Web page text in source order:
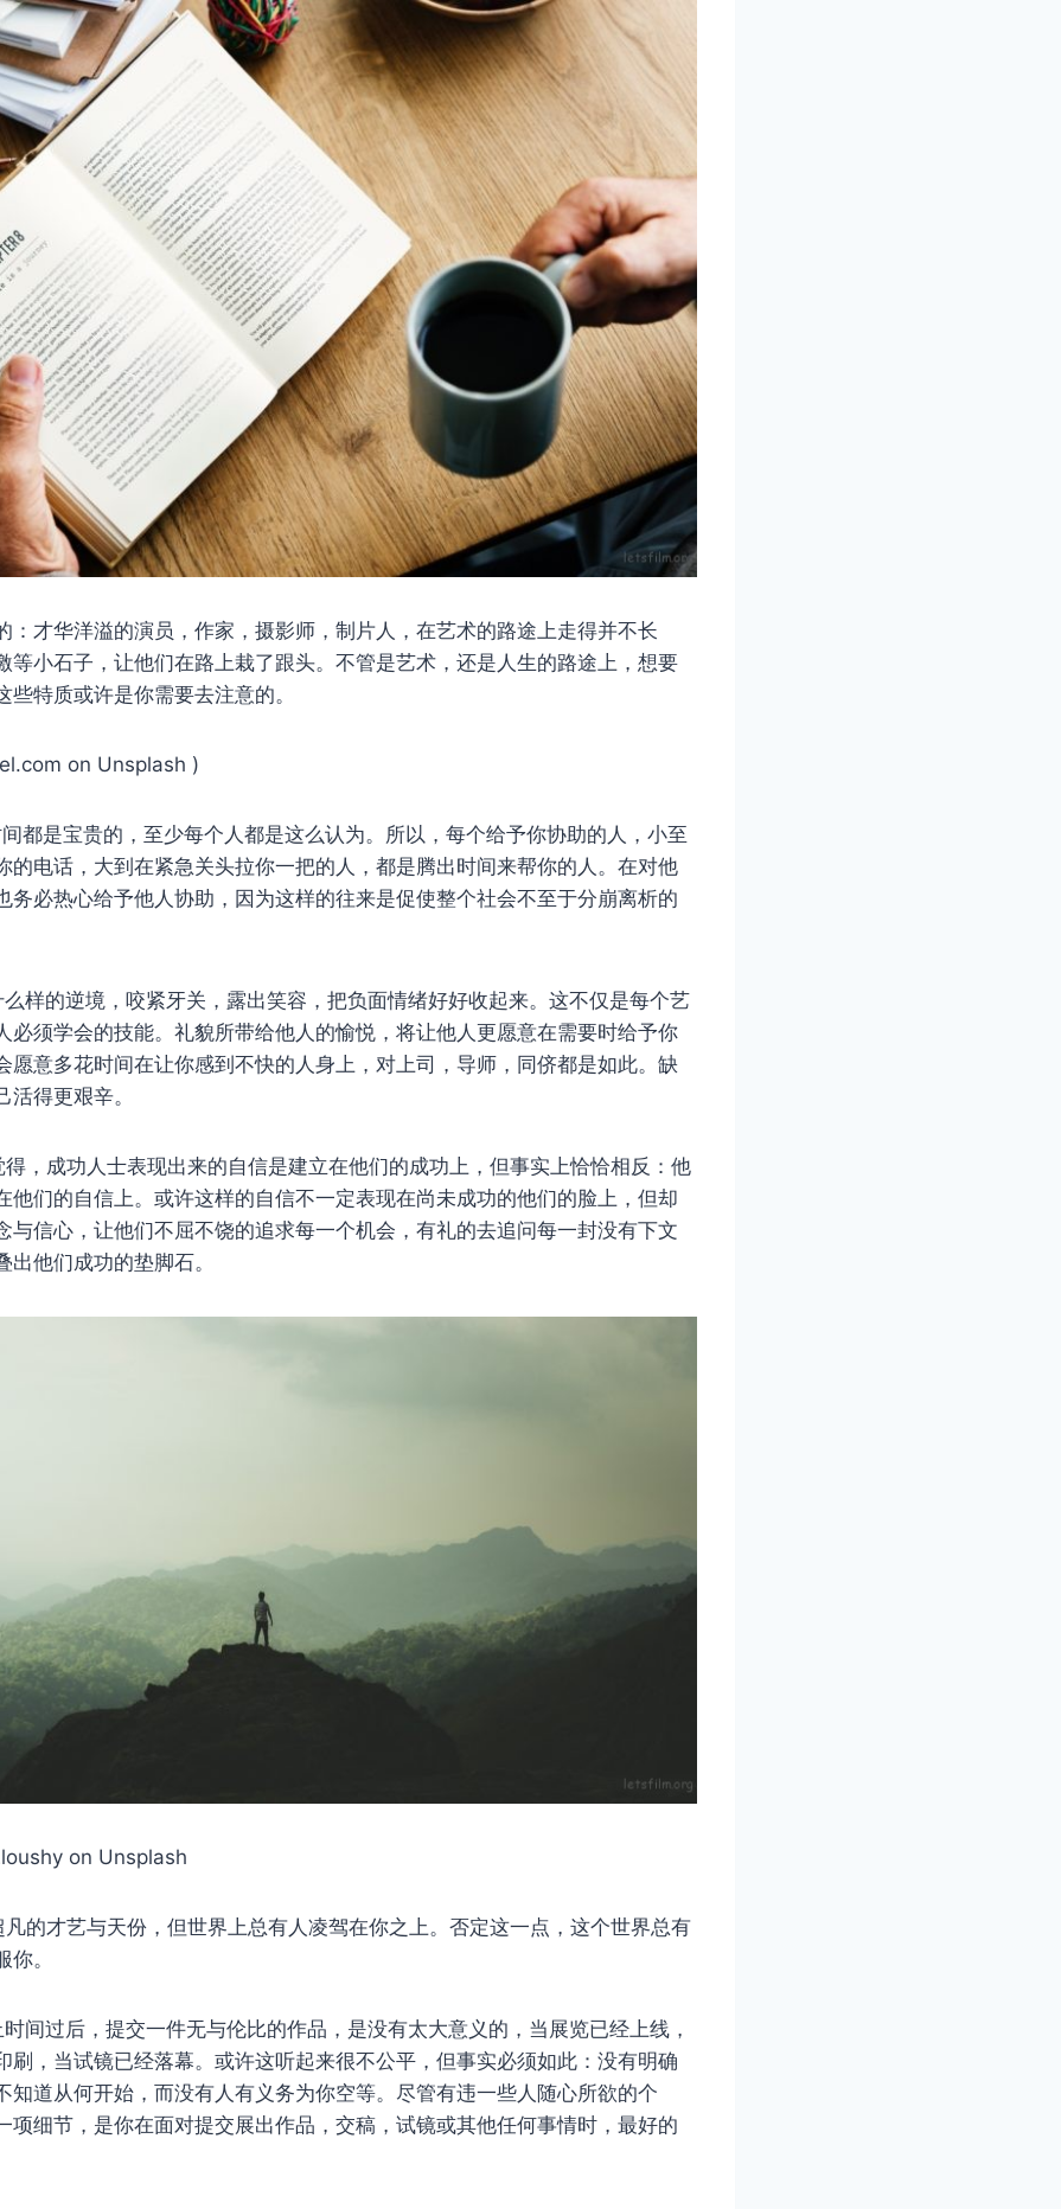
：才华洋溢的演员，作家，摄影师，制片人，在艺术的路途上走得并不长
等小石子，让他们在路上栽了跟头。不管是艺术，还是人生的路途上，想要
些特质或许是你需要去注意的。
on Unsplash )
都是宝贵的，至少每个人都是这么认为。所以，每个给予你协助的人，小至
的电话，大到在紧急关头拉你一把的人，都是腾出时间来帮你的人。在对他
务必热心给予他人协助，因为这样的往来是促使整个社会不至于分崩离析的
样的逆境，咬紧牙关，露出笑容，把负面情绪好好收起来。这不仅是每个艺
必须学会的技能。礼貌所带给他人的愉悦，将让他人更愿意在需要时给予你
愿意多花时间在让你感到不快的人身上，对上司，导师，同侪都是如此。缺
得更艰辛。
，成功人士表现出来的自信是建立在他们的成功上，但事实上恰恰相反：他
他们的自信上。或许这样的自信不一定表现在尚未成功的他们的脸上，但却
与信心，让他们不屈不饶的追求每一个机会，有礼的去追问每一封没有下文
出他们成功的垫脚石。
on Unsplash
的才艺与天份，但世界上总有人凌驾在你之上。否定这一点，这个世界总有
。
间过后，提交一件无与伦比的作品，是没有太大意义的，当展览已经上线，
刷，当试镜已经落幕。或许这听起来很不公平，但事实必须如此：没有明确
知道从何开始，而没有人有义务为你空等。尽管有违一些人随心所欲的个
项细节，是你在面对提交展出作品，交稿，试镜或其他任何事情时，最好的